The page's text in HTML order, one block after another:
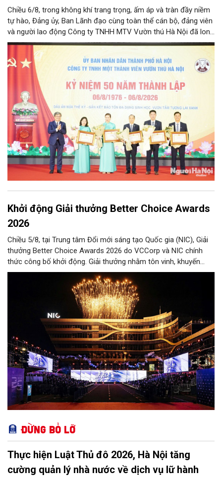
Chiều 6/8, trong không khí trang trọng, ấm áp và tràn đầy niềm
tự hào, Đảng ủy, Ban Lãnh đạo cùng toàn thể cán bộ, đảng viên
và người lao động Công ty TNHH MTV Vườn thú Hà Nội đã long
trọng tổ chức Lễ kỷ niệm 50 năm ngày thành lập Công ty
(06/8/1976 – 06/8/2026). Sự kiện đánh dấu cột mốc vàng son
nửa thế kỷ xây dựng, trưởng thành và cống hiến không ngừng
nghỉ của đơn vị công ích trọng điểm, gắn liền với ký ức của biết
bao thế hệ người dân Thủ đô và du khách thập phương.
Khởi động Giải thưởng Better Choice Awards
2026
Chiều 5/8, tại Trung tâm Đổi mới sáng tạo Quốc gia (NIC), Giải
thưởng Better Choice Awards 2026 do VCCorp và NIC chính
thức công bố khởi động. Giải thưởng nhằm tôn vinh, khuyến
khích, cổ vũ những giá trị đổi mới, sáng tạo, áp dụng trong đời
sống thực, phục vụ người tiêu dùng.
Đừng bỏ lỡ
Thực hiện Luật Thủ đô 2026, Hà Nội tăng
cường quản lý nhà nước về dịch vụ lữ hành